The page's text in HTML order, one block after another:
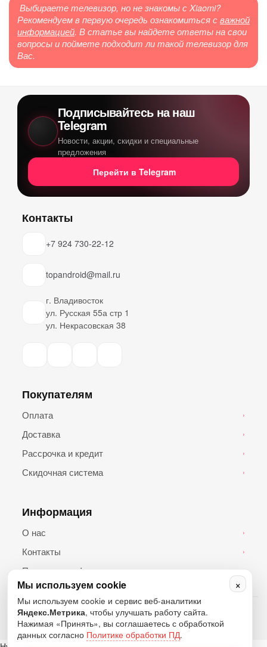
Выбираете телевизор, но не знакомы с Xiaomi?
Рекомендуем в первую очередь ознакомиться сважной
информацией. В статье вы найдете ответы на свои
вопросы и поймете подходит ли такой телевизор для
Вас.
Подписывайтесь на наш
Telegram
Новости, акции, скидки и специальные
предложения
Перейти в Telegram
Контакты
+7 924 730-22-12
topandroid@mail.ru
г. Владивосток
ул. Русская 55а стр 1
ул. Некрасовская 38
Покупателям
Оплата ›
Доставка ›
Рассрочка и кредит ›
Скидочная система ›
Информация
О нас ›
Контакты ›
Политика конфиденциальности
© 2026 Топ Андроид. Все права защищены.
×
Мы используем cookie
Мы используем cookie и сервис веб-аналитики
Яндекс.Метрика, чтобы улучшать работу сайта.
Нажимая «Принять», вы соглашаетесь с обработкой
данных согласно Политике обработки ПД.